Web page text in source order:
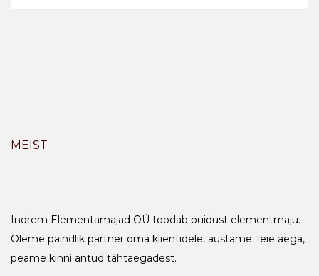
MEIST
Indrem Elementamajad OÜ toodab puidust elementmaju.
Oleme paindlik partner oma klientidele, austame Teie aega,
peame kinni antud tähtaegadest.